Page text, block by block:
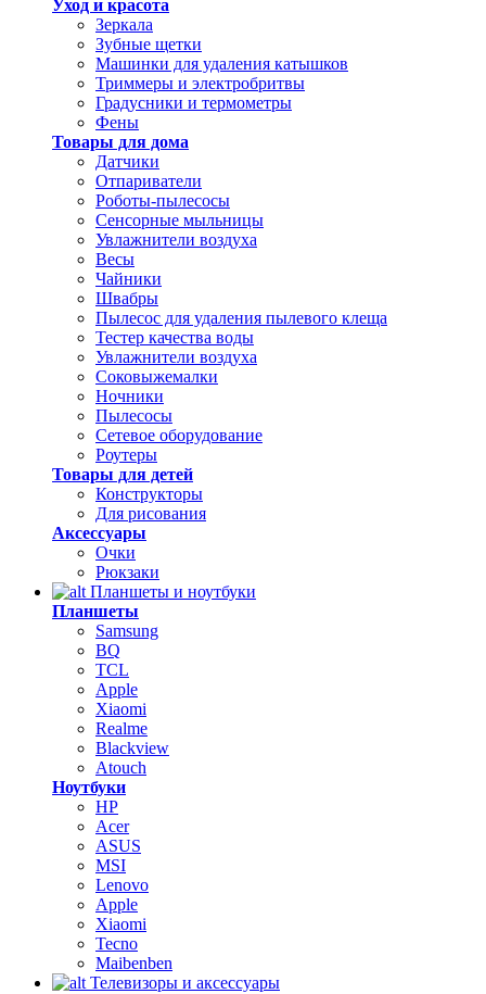
Уход и красота
Зеркала
Зубные щетки
Машинки для удаления катышков
Триммеры и электробритвы
Градусники и термометры
Фены
Товары для дома
Датчики
Отпариватели
Роботы-пылесосы
Сенсорные мыльницы
Увлажнители воздуха
Весы
Чайники
Швабры
Пылесос для удаления пылевого клеща
Тестер качества воды
Увлажнители воздуха
Соковыжемалки
Ночники
Пылесосы
Сетевое оборудование
Роутеры
Товары для детей
Конструкторы
Для рисования
Аксессуары
Очки
Рюкзаки
Планшеты и ноутбуки
Планшеты
Samsung
BQ
TCL
Apple
Xiaomi
Realme
Blackview
Atouch
Ноутбуки
HP
Acer
ASUS
MSI
Lenovo
Apple
Xiaomi
Tecno
Maibenben
Телевизоры и аксессуары